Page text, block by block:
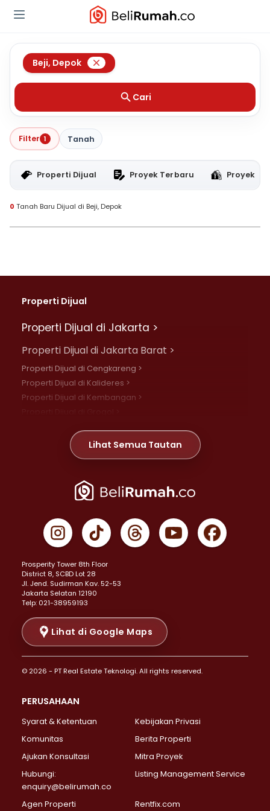
Beji, Depok
Cari
Filter 1 Tanah
Properti Dijual Proyek Terbaru Proyek
0 Tanah Baru Dijual di Beji, Depok
Properti Dijual
Properti Dijual di Jakarta >
Properti Dijual di Jakarta Barat >
Properti Dijual di Cengkareng >
Properti Dijual di Kalideres >
Properti Dijual di Kembangan >
Properti Dijual di Meruya >
Properti Dijual di Jelambar >
Properti Dijual di Jakarta Pusat >
Properti Dijual di Gambir >
Properti Dijual di Johar Baru >
Properti Dijual di Menteng >
Properti Dijual di Senen >
Properti Dijual di Tanah Abang >
Properti Dijual di Cikini >
Properti Dijual di Kramat >
Properti Dijual di Pasar Baru >
Properti Dijual di Bendungan Hilir >
Properti Dijual di Jakarta Selatan >
Properti Dijual di Lebak Bulus >
Properti Dijual di Gandaria Selatan >
Properti Dijual di Pondok Labu >
Properti Dijual di Lenteng Agung >
Properti Dijual di Senayan >
Properti Dijual di Pondok Pinang >
Lihat Semua Tautan
Prosperity Tower 8th Floor
District 8, SCBD Lot 28
JI. Jend. Sudirman Kav. 52-53
Jakarta Selatan 12190
Telp: 021-38959193
Lihat di Google Maps
© 2026 - PT Real Estate Teknologi. All rights reserved.
PERUSAHAAN
Syarat & Ketentuan
Kebijakan Privasi
Komunitas
Berita Properti
Ajukan Konsultasi
Mitra Proyek
Hubungi:
enquiry@belirumah.co
Listing Management Service
Agen Properti Rentfix.com